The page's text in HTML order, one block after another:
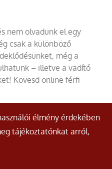
nem olvadunk el egy
csak a különböző
még a
– illetve a vadító
Kövesd online férfi
fenntartva.
élmény érdekében
tájékoztatónkat arról,